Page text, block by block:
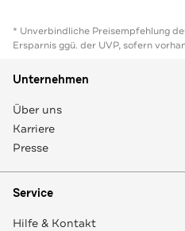
* Unverbindliche Preisempfehlung
Ersparnis ggü. der UVP, sofern
Unternehmen
Über uns
Karriere
Presse
Service
Hilfe & Kontakt